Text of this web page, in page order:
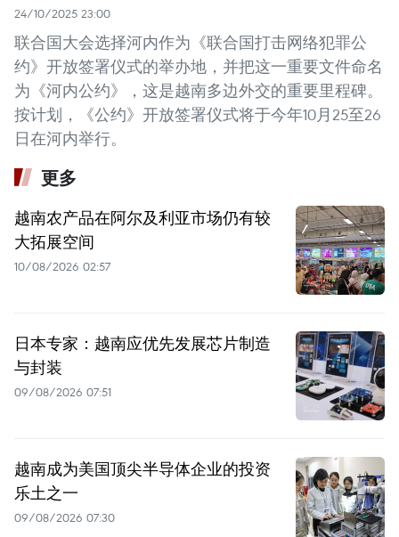
24/10/2025 23:00
联合国大会选择河内作为《联合国打击网络犯罪公
约》开放签署仪式的举办地，并把这一重要文件命名
为《河内公约》，这是越南多边外交的重要里程碑。
按计划，《公约》开放签署仪式将于今年10月25至26
日在河内举行。
更多
越南农产品在阿尔及利亚市场仍有较
大拓展空间
10/08/2026 02:57
日本专家：越南应优先发展芯片制造
与封装
09/08/2026 07:51
越南成为美国顶尖半导体企业的投资
乐土之一
09/08/2026 07:30